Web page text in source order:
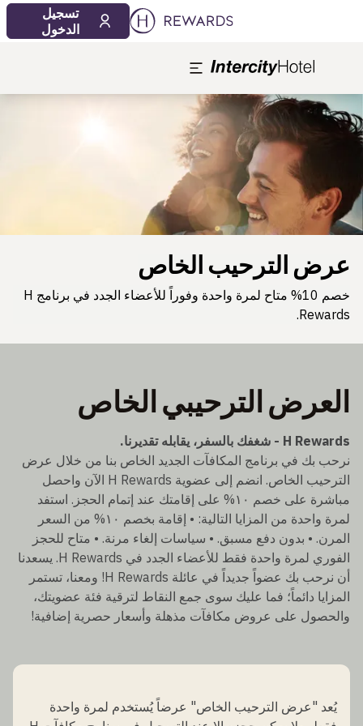
تسجيل
الدخول
الشريحة 1 من 1
عرض الترحيب الخاص
خصم 10% متاح لمرة واحدة وفوراً للأعضاء الجدد في برنامج H
Rewards.
العرض الترحيبي الخاص
H Rewards - شغفك بالسفر، يقابله تقديرنا.
نرحب بك في برنامج المكافآت الجديد الخاص بنا من خلال عرض
الترحيب الخاص. انضم إلى عضوية H Rewards الآن واحصل
مباشرة على خصم ١٠% على إقامتك عند إتمام الحجز. استفد
لمرة واحدة من المزايا التالية: • إقامة بخصم ١٠% من السعر
المرن. • بدون دفع مسبق. • سياسات إلغاء مرنة. • متاح للحجز
الفوري لمرة واحدة فقط للأعضاء الجدد في H Rewards. يسعدنا
أن نرحب بك عضواً جديداً في عائلة H Rewards! ومعنا، تستمر
المزايا دائماً؛ فما عليك سوى جمع النقاط لترقية فئة عضويتك،
والحصول على عروض مكافآت مذهلة وأسعار حصرية إضافية!
يُعد "عرض الترحيب الخاص" عرضاً يُستخدم لمرة واحدة